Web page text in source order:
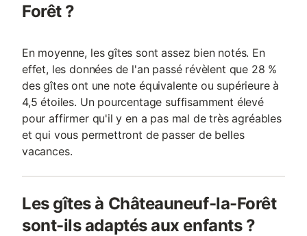
Forêt ?
En moyenne, les gîtes sont assez bien notés. En
effet, les données de l'an passé révèlent que 28 %
des gîtes ont une note équivalente ou supérieure à
4,5 étoiles. Un pourcentage suffisamment élevé
pour affirmer qu'il y en a pas mal de très agréables
et qui vous permettront de passer de belles
vacances.
Les gîtes à Châteauneuf-la-Forêt
sont-ils adaptés aux enfants ?